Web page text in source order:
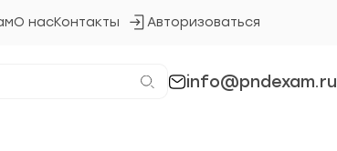
О насКонтакты Авторизоваться
Кнопка
info@pndexam.ru